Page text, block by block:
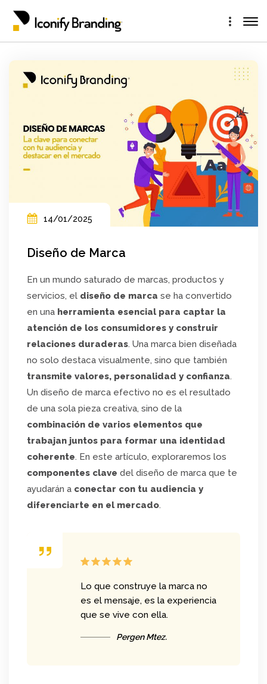
14/01/2025
Diseño de Marca
En un mundo saturado de marcas, productos y
servicios, el diseño de marca se ha convertido
en una herramienta esencial para captar la
atención de los consumidores y construir
relaciones duraderas. Una marca bien diseñada
no solo destaca visualmente, sino que también
transmite valores, personalidad y confianza.
Un diseño de marca efectivo no es el resultado
de una sola pieza creativa, sino de la
combinación de varios elementos que
trabajan juntos para formar una identidad
coherente. En este artículo, exploraremos los
componentes clave del diseño de marca que te
ayudarán a conectar con tu audiencia y
diferenciarte en el mercado.
Lo que construye la marca no
es el mensaje, es la experiencia
que se vive con ella.
Pergen Mtez.